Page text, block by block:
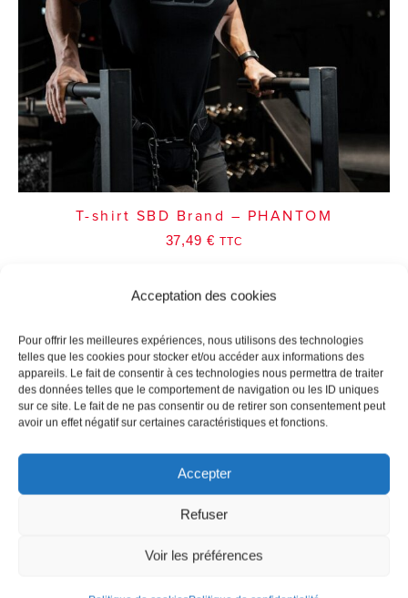
Acceptation des cookies
Pour offrir les meilleures expériences, nous utilisons des technologies
telles que les cookies pour stocker et/ou accéder aux informations des
appareils. Le fait de consentir à ces technologies nous permettra de traiter
des données telles que le comportement de navigation ou les ID uniques
sur ce site. Le fait de ne pas consentir ou de retirer son consentement peut
avoir un effet négatif sur certaines caractéristiques et fonctions.
Accepter
Refuser
Voir les préférences
T-shirt SBD Brand – PHANTOM
37,49 € TTC